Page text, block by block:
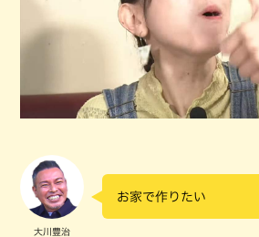
大川豊治
お家で作りたい